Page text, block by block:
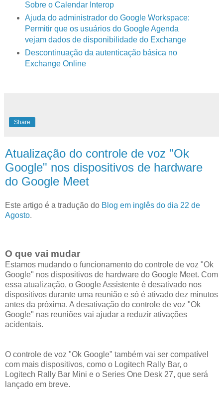
Sobre o Calendar Interop
Ajuda do administrador do Google Workspace:
Permitir que os usuários do Google Agenda
vejam dados de disponibilidade do Exchange
Descontinuação da autenticação básica no
Exchange Online
Share
Atualização do controle de voz "Ok
Google" nos dispositivos de hardware
do Google Meet
Este artigo é a tradução do Blog em inglês do dia 22 de
Agosto.
O que vai mudar
Estamos mudando o funcionamento do controle de voz "Ok
Google" nos dispositivos de hardware do Google Meet. Com
essa atualização, o Google Assistente é desativado nos
dispositivos durante uma reunião e só é ativado dez minutos
antes da próxima. A desativação do controle de voz "Ok
Google" nas reuniões vai ajudar a reduzir ativações
acidentais.
O controle de voz "Ok Google" também vai ser compatível
com mais dispositivos, como o Logitech Rally Bar, o
Logitech Rally Bar Mini e o Series One Desk 27, que será
lançado em breve.